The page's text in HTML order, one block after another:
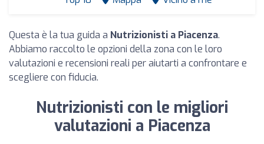
Questa è la tua guida a Nutrizionisti a Piacenza.
Abbiamo raccolto le opzioni della zona con le loro
valutazioni e recensioni reali per aiutarti a confrontare e
scegliere con fiducia.
Nutrizionisti con le migliori
valutazioni a Piacenza